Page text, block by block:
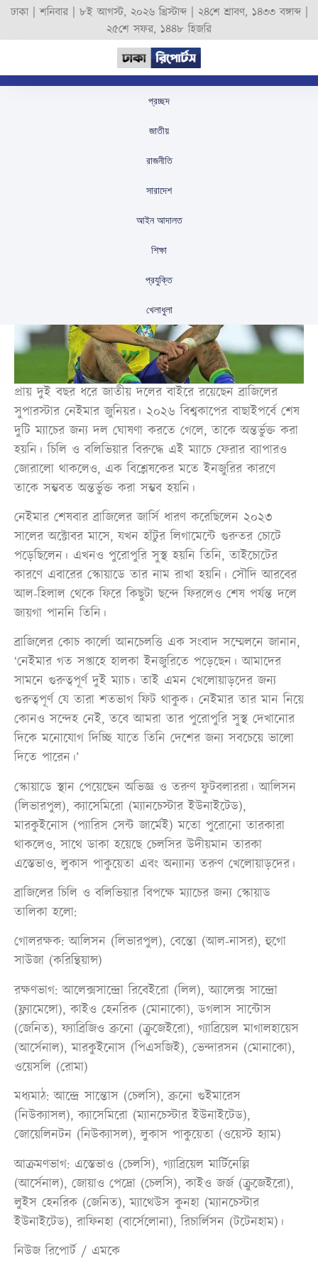
ঢাকা |শনিবার| ৮ই আগস্ট, ২০২৬ খ্রিস্টাব্দ| ২৪শে শ্রাবণ, ১৪৩৩ বঙ্গাব্দ|
২৫শে সফর, ১৪৪৮ হিজরি
প্রচ্ছদ
জাতীয়
রাজনীতি
সারাদেশ
আইন আদালত
শিক্ষা
প্রযুক্তি
খেলাধুলা
নেইমার ছাড়াই সেপ্টেম্বরের
দুটি ম্যাচের জন্য ব্রাজিলের
August 26, 2025
প্রায় দুই বছর ধরে জাতীয় দলের বাইরে রয়েছেন ব্রাজিলের
সুপারস্টার নেইমার জুনিয়র। ২০২৬ বিশ্বকাপের বাছাইপর্বে শেষ
দুটি ম্যাচের জন্য দল ঘোষণা করতে গেলে, তাকে অন্তর্ভুক্ত করা
হয়নি। চিলি ও বলিভিয়ার বিরুদ্ধে এই ম্যাচে ফেরার ব্যাপারও
জোরালো থাকলেও, এক বিশ্লেষকের মতে ইনজুরির কারণে
তাকে সম্ভবত অন্তর্ভুক্ত করা সম্ভব হয়নি।
নেইমার শেষবার ব্রাজিলের জার্সি ধারণ করেছিলেন ২০২৩
সালের অক্টোবর মাসে, যখন হাঁটুর লিগামেন্টে গুরুতর চোটে
পড়েছিলেন। এখনও পুরোপুরি সুস্থ হয়নি তিনি, তাইচোটের
কারণে এবারের স্কোয়াডে তার নাম রাখা হয়নি। সৌদি আরবের
আল-হিলাল থেকে ফিরে কিছুটা ছন্দে ফিরলেও শেষ পর্যন্ত দলে
জায়গা পাননি তিনি।
ব্রাজিলের কোচ কার্লো আনচেলত্তি এক সংবাদ সম্মেলনে জানান,
‘নেইমার গত সপ্তাহে হালকা ইনজুরিতে পড়েছেন। আমাদের
সামনে গুরুত্বপূর্ণ দুই ম্যাচ। তাই এমন খেলোয়াড়দের জন্য
গুরুত্বপূর্ণ যে তারা শতভাগ ফিট থাকুক। নেইমার তার মান নিয়ে
কোনও সন্দেহ নেই, তবে আমরা তার পুরোপুরি সুস্থ দেখানোর
দিকে মনোযোগ দিচ্ছি যাতে তিনি দেশের জন্য সবচেয়ে ভালো
দিতে পারেন।’
স্কোয়াডে স্থান পেয়েছেন অভিজ্ঞ ও তরুণ ফুটবলাররা। আলিসন
(লিভারপুল), ক্যাসেমিরো (ম্যানচেস্টার ইউনাইটেড),
মারকুইনোস (প্যারিস সেন্ট জার্মেই) মতো পুরোনো তারকারা
থাকলেও, সাথে ডাকা হয়েছে চেলসির উদীয়মান তারকা
এস্তেভাও, লুকাস পাকুয়েতা এবং অন্যান্য তরুণ খেলোয়াড়দের।
ব্রাজিলের চিলি ও বলিভিয়ার বিপক্ষে ম্যাচের জন্য স্কোয়াড
তালিকা হলো:
গোলরক্ষক: আলিসন (লিভারপুল), বেন্তো (আল-নাসর), হুগো
সাউজা (করিন্থিয়ান্স)
রক্ষণভাগ: আলেক্সসান্দ্রো রিবেইরো (লিল), অ্যালেক্স সান্দ্রো
(ফ্ল্যামেঙ্গো), কাইও হেনরিক (মোনাকো), ডগলাস সান্টোস
(জেনিত), ফ্যাব্রিজিও ব্রুনো (ক্রুজেইরো), গ্যাব্রিয়েল মাগালহায়েস
(আর্সেনাল), মারকুইনোস (পিএসজিই), ভেন্দারসন (মোনাকো),
ওয়েসলি (রোমা)
মধ্যমাঠ: আন্দ্রে সান্তোস (চেলসি), ব্রুনো গুইমারেস
(নিউক্যাসল), ক্যাসেমিরো (ম্যানচেস্টার ইউনাইটেড),
জোয়েলিনটন (নিউক্যাসল), লুকাস পাকুয়েতা (ওয়েস্ট হ্যাম)
আক্রমণভাগ: এস্তেভাও (চেলসি), গ্যাব্রিয়েল মার্টিনেল্লি
(আর্সেনাল), জোয়াও পেদ্রো (চেলসি), কাইও জর্জ (ক্রুজেইরো),
লুইস হেনরিক (জেনিত), ম্যাথেউস কুনহা (ম্যানচেস্টার
ইউনাইটেড), রাফিনহা (বার্সেলোনা), রিচার্লিসন (টটেনহাম)।
নিউজ রিপোর্ট / এমকে